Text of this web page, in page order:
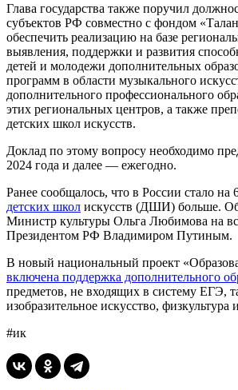
Глава государства также поручил
субъектов РФ совместно с фондом
обеспечить реализацию на базе
выявления, поддержки и развития
детей и молодежи дополнительных
программ в области музыкального
дополнительного профессионального
этих региональных центров, а также
детских школ искусств.
Доклад по этому вопросу необходимо
2024 года и далее — ежегодно.
Ранее сообщалось, что в России стало на
детских школ искусств (ДШИ) больше. Об
Министр культуры Ольга Любимова на
Президентом РФ Владимиром Путиным.
В новый национальный проект
включена поддержка дополнительного
предметов, не входящих в систему ЕГЭ,
изобразительное искусство, физкультура
#ик